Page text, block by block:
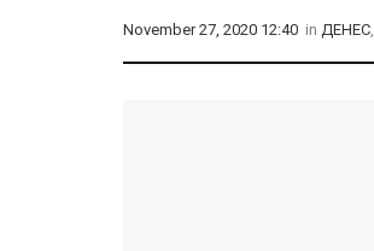
November 27, 2020 12:40 in ДЕНЕС,